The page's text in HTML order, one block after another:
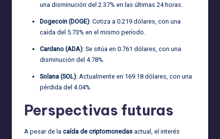
una disminución del 2.37% en las últimas 24 horas.
Dogecoin (DOGE): Cotiza a 0.219 dólares, con una
caída del 5.73% en el mismo período.
Cardano (ADA): Se sitúa en 0.761 dólares, con una
disminución del 4.78%.
Solana (SOL): Actualmente en 169.18 dólares, con una
pérdida del 4.04%.
Perspectivas futuras
A pesar de la caída de criptomonedas actual, el interés